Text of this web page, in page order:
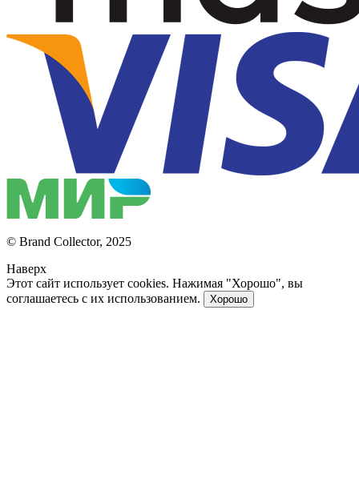
© Brand Collector, 2025
Наверх
Этот сайт использует cookies. Нажимая "Хорошо", вы
соглашаетесь с их использованием.
Хорошо